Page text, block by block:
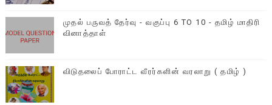
முதல் பருவத் தேர்வு - வகுப்பு 6 TO 10 - தமிழ் மாதிரி
வினாத்தாள்
விடுதலைப் போராட்ட வீரர்களின் வரலாறு ( தமிழ் )